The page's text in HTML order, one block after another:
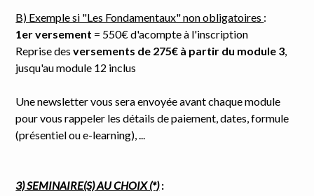
B) Exemple si "Les Fondamentaux" non obligatoires :
1er versement = 550€ d'acompte à l'inscription
Reprise desversements de 275€ à partir du module 3,
jusqu'au module 12 inclus
Une newsletter vous sera envoyée avant chaque module
pour vous rappeler les détails de paiement, dates, formule
(présentiel ou e-learning), ...
3) SEMINAIRE(S) AU CHOIX (*):